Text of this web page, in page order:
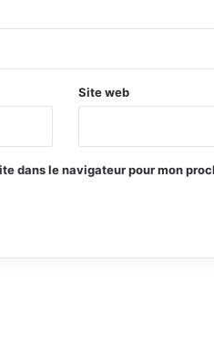
Site web
dans le navigateur pour mon